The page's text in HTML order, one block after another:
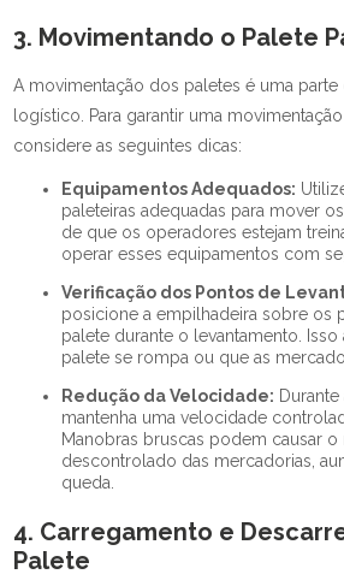
3. Movimentando o Palete
A movimentação dos paletes é uma
logístico. Para garantir uma
considere as seguintes dicas:
Equipamentos Adequados:
paleteiras adequadas para mover
de que os operadores estejam
operar esses equipamentos com
Verificação dos Pontos de
posicione a empilhadeira sobre os
palete durante o levantamento. Isso
palete se rompa ou que as
Redução da Velocidade:
mantenha uma velocidade
Manobras bruscas podem causar
descontrolado das mercadorias,
queda.
4. Carregamento e
Palete